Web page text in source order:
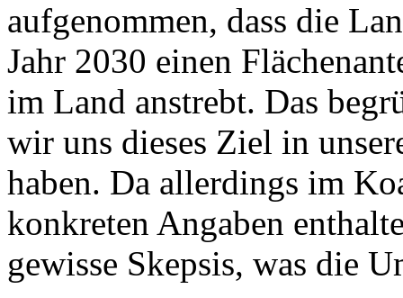
aufgenommen, dass die
Jahr 2030 einen
im Land anstrebt. Das
wir uns dieses Ziel in
haben. Da allerdings im
konkreten Angaben
gewisse Skepsis, was die